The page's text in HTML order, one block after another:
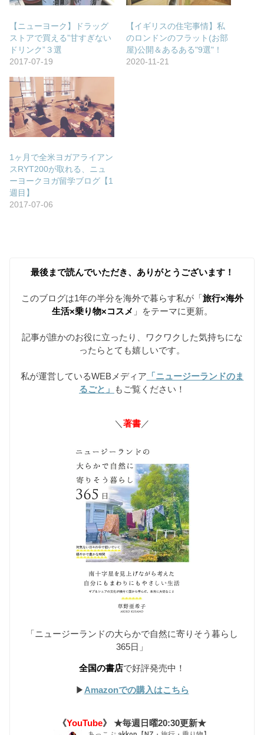
【ニューヨーク】ドラッグ
ストアで買える”甘すぎない
ドリンク”３選
2017-07-19
【イギリスの住宅事情】私
のロンドンのフラット(お部
屋)公開＆あるある"9選"！
2020-11-21
1ヶ月で全米ヨガアライアン
スRYT200が取れる、ニュ
ーヨークヨガ留学ブログ【1
週目】
2017-07-06
最後まで読んでいただき、ありがとうございます！
このブログは1年の半分を海外で暮らす私が「旅行×海外
生活×乗り物×コスメ 」をテーマに更新。
記事が誰かのお役に立ったり、ワクワクした気持ちにな
ったらとても嬉しいです。
私が運営しているWEBメディア 「ニュージーランドのま
るごと」
もご覧ください！
＼ 著書／
「ニュージーランドの大らかで自然に寄りそう暮らし
365日」
全国の書店で好評発売中！
▶︎ Amazonでの購入はこちら
《YouTube》 ★毎週日曜20:30更新★